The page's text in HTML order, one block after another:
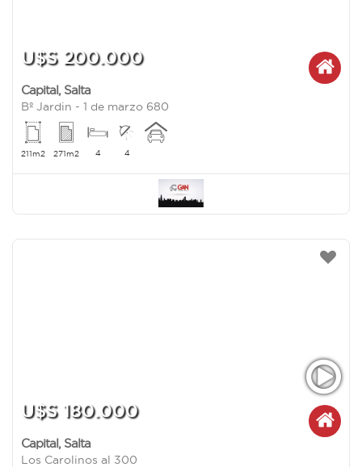
U$S 200.000
Capital, Salta
Bº Jardin - 1 de marzo 680
211m2 271m2 4 4
U$S 180.000
Capital, Salta
Los Carolinos al 300